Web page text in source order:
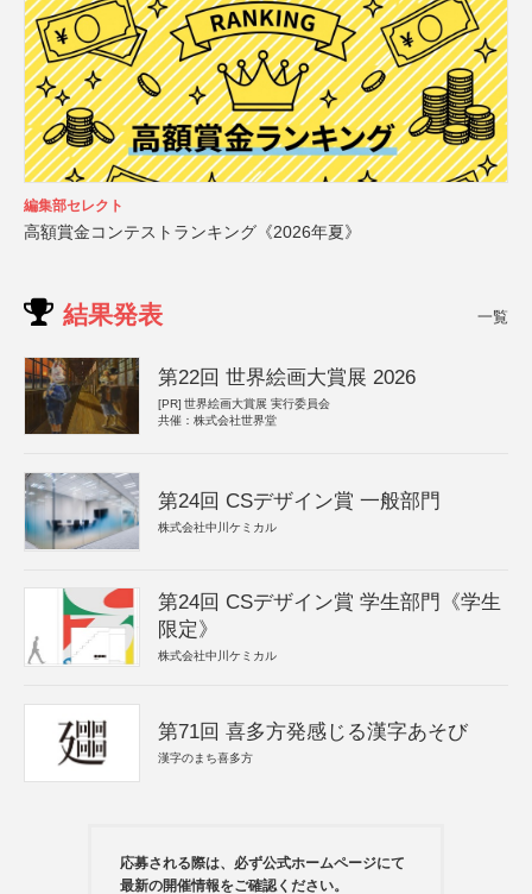
編集部セレクト
高額賞金コンテストランキング《2026年夏》
結果発表 一覧
第22回 世界絵画大賞展 2026
[PR] 世界絵画大賞展 実行委員会
共催：株式会社世界堂
第24回 CSデザイン賞 一般部門
株式会社中川ケミカル
第24回 CSデザイン賞 学生部門《学生
限定》
株式会社中川ケミカル
第71回 喜多方発感じる漢字あそび
漢字のまち喜多方
応募される際は、必ず公式ホームページにて
最新の開催情報をご確認ください。